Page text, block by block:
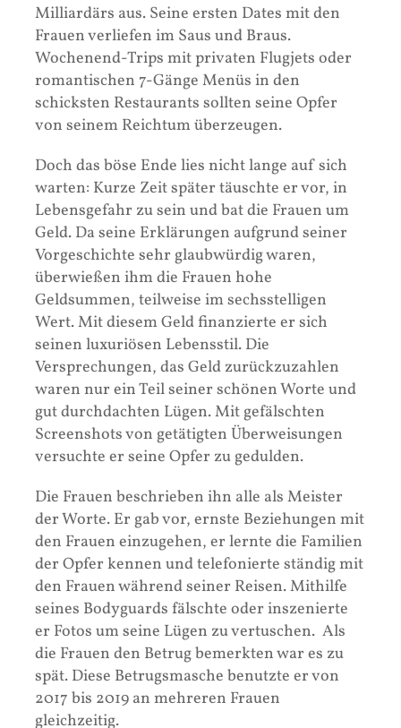
Milliardärs aus. Seine ersten Dates mit den
Frauen verliefen im Saus und Braus.
Wochenend-Trips mit privaten Flugjets oder
romantischen 7-Gänge Menüs in den
schicksten Restaurants sollten seine Opfer
von seinem Reichtum überzeugen.
Doch das böse Ende lies nicht lange auf sich
warten: Kurze Zeit später täuschte er vor, in
Lebensgefahr zu sein und bat die Frauen um
Geld. Da seine Erklärungen aufgrund seiner
Vorgeschichte sehr glaubwürdig waren,
überwießen ihm die Frauen hohe
Geldsummen, teilweise im sechsstelligen
Wert. Mit diesem Geld finanzierte er sich
seinen luxuriösen Lebensstil. Die
Versprechungen, das Geld zurückzuzahlen
waren nur ein Teil seiner schönen Worte und
gut durchdachten Lügen. Mit gefälschten
Screenshots von getätigten Überweisungen
versuchte er seine Opfer zu gedulden.
Die Frauen beschrieben ihn alle als Meister
der Worte. Er gab vor, ernste Beziehungen mit
den Frauen einzugehen, er lernte die Familien
der Opfer kennen und telefonierte ständig mit
den Frauen während seiner Reisen. Mithilfe
seines Bodyguards fälschte oder inszenierte
er Fotos um seine Lügen zu vertuschen. Als
die Frauen den Betrug bemerkten war es zu
spät. Diese Betrugsmasche benutzte er von
2017 bis 2019 an mehreren Frauen
gleichzeitig.